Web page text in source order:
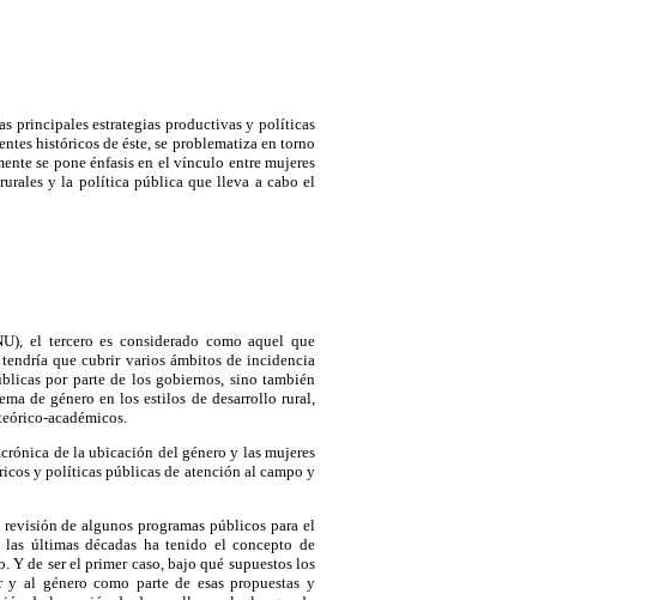
principales estrategias productivas y políticas
históricos de éste, se problematiza en torno
se pone énfasis en el vínculo entre mujeres
y la política pública que lleva a cabo el
el tercero es considerado como aquel que
que cubrir varios ámbitos de incidencia
por parte de los gobiernos, sino también
de género en los estilos de desarrollo rural,
académicos.
de la ubicación del género y las mujeres
y políticas públicas de atención al campo y
de algunos programas públicos para el
últimas décadas ha tenido el concepto de
Y de ser el primer caso, bajo qué supuestos los
al género como parte de esas propuestas y